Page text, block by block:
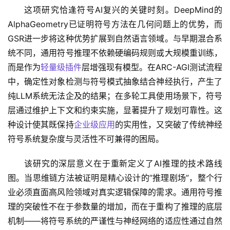
这项研究恰逢符号AI复兴的关键时刻。DeepMind的
AlphaGeometry已证明符号方法在几何问题上的优势，而
GSR进一步将这种优势扩展到自然语言领域。与早期混合系
统不同，通用符号推理不依赖硬编码规则或大规模重训练，
而是作为轻量级插件层增强现有模型。在ARC-AGI测试流程
中，确定性对象检测与符号模式抽象结合神经执行，产生了
纯LLM系统无法企及的结果；在多轮工具使用场景下，符号
层通过维护上下文和约束实施，显著提升了规划可靠性。这
种设计使其既保持企业级应用的实用性，又突破了传统神经
符号系统复杂度与灵活性不可兼得的困局。
该研究的深层意义在于重新定义了AI推理的技术路线
图。当思维链方法被证明是精心设计的”推理剧场”，整个行
业必须直面高风险领域对真实逻辑保障的需求。通用符号推
理的突破性不在于参数量的增加，而在于重构了推理的底层
机制——将符号系统的严谨性与神经网络的适应性通过自然